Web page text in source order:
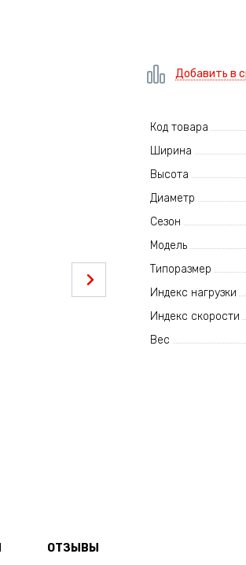
Добавить в
Код товара
Ширина
Высота
Диаметр
Сезон
Модель
Типоразмер
Индекс нагрузки
Индекс скорости
Вес
ОТЗЫВЫ